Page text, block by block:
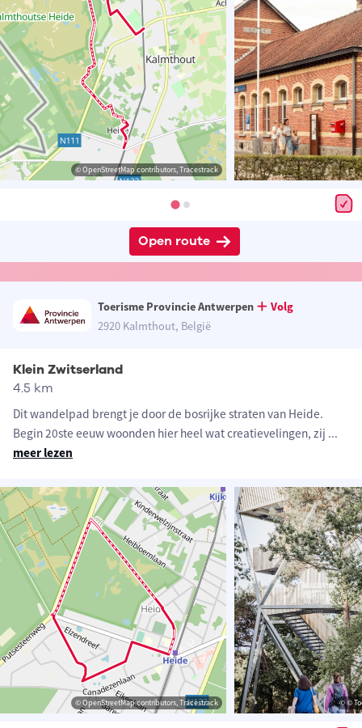
© OpenStreetMap contributors, Tracestrack
Open route
Toerisme Provincie Antwerpen
Volg
2920 Kalmthout, België
Klein Zwitserland
4.5 km
Dit wandelpad brengt je door de bosrijke straten van Heide.
Begin 20ste eeuw woonden hier heel wat creatievelingen, zij ...
meer lezen
© OpenStreetMap contributors, Tracestrack © ©